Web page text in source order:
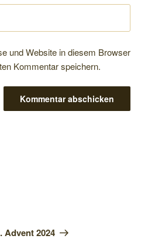
und Website in diesem Browser
Kommentar speichern.
Advent 2024